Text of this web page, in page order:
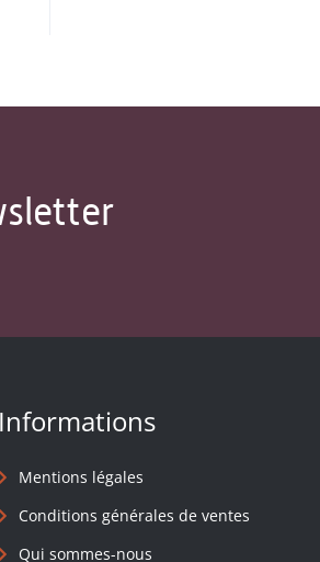
Informations
Mentions légales
Conditions générales de ventes
Qui sommes-nous